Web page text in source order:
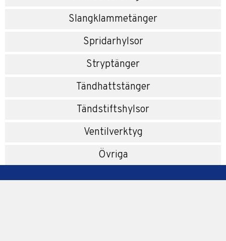
Slangklammetänger
Spridarhylsor
Stryptänger
Tändhattstänger
Tändstiftshylsor
Ventilverktyg
Övriga